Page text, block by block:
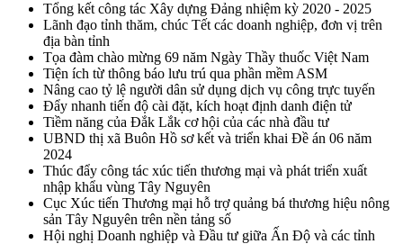
Tổng kết công tác Xây dựng Đảng nhiệm kỳ 2020 - 2025
Lãnh đạo tỉnh thăm, chúc Tết các doanh nghiệp, đơn vị trên
địa bàn tỉnh
Tọa đàm chào mừng 69 năm Ngày Thầy thuốc Việt Nam
Tiện ích từ thông báo lưu trú qua phần mềm ASM
Nâng cao tỷ lệ người dân sử dụng dịch vụ công trực tuyến
Đẩy nhanh tiến độ cài đặt, kích hoạt định danh điện tử
Tiềm năng của Đắk Lắk cơ hội của các nhà đầu tư
UBND thị xã Buôn Hồ sơ kết và triển khai Đề án 06 năm
2024
Thúc đẩy công tác xúc tiến thương mại và phát triển xuất
nhập khẩu vùng Tây Nguyên
Cục Xúc tiến Thương mại hỗ trợ quảng bá thương hiệu nông
sản Tây Nguyên trên nền tảng số
Hội nghị Doanh nghiệp và Đầu tư giữa Ấn Độ và các tỉnh